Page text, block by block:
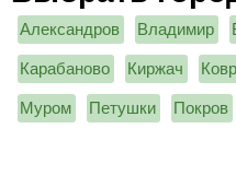
Александров Владимир
Карабаново Киржач
Муром Петушки Покров